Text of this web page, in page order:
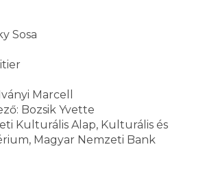
Sosa
Marcell
Bozsik Yvette
Kulturális Alap, Kulturális és
Magyar Nemzeti Bank